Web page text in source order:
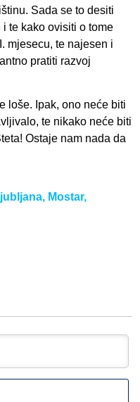
Sada se to desiti
te kako ovisiti o tome
mjesecu, te najesen i
pratiti razvoj
loše. Ipak, ono neće biti
te nikako neće biti
Ostaje nam nada da
, Mostar,